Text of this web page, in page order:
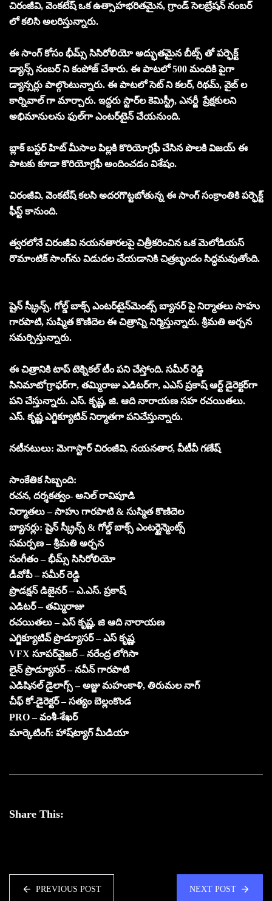
చిరంజీవి, వెంకటేష్ ఒక ఉత్సాహభరితమైన, గ్రాండ్ సెలబ్రేషన్ నంబర్
లో కలిసి అలరిస్తున్నారు.
ఈ సాంగ్ కోసం భీమ్స్ సిసిరోలియో అద్భుతమైన బీట్స్ తో పర్ఫెక్ట్
డ్యాన్స్ నంబర్ ని కంపోజ్ చేశారు. ఈ పాటలో 500 మందికి పైగా
డ్యాన్సర్లు పాల్గొంటున్నారు. ఈ పాటలో సెట్ ని కలర్, రిథమ్, వైబ్ ల
కార్నివాల్ గా మార్చారు. ఇద్దరు స్టార్‌ల కెమిస్ట్రీ, ఎనర్జీ ప్రేక్షకులని
అభిమానులను ఫుల్‌గా ఎంటర్‌టైన్ చేయనుంది.
బ్లాక్ బస్టర్ హిట్ మీసాల పిల్లకి కొరియోగ్రఫీ చేసిన పొలకి విజయ్ ఈ
పాటకు కూడా కొరియోగ్రఫీ అందించడం విశేషం.
చిరంజీవి, వెంకటేష్ కలసి అదరగొట్టబోతున్న ఈ సాంగ్ సంక్రాంతికి పర్ఫెక్ట్
ఫీస్ట్ కానుంది.
త్వరలోనే చిరంజీవి నయనతారలపై చిత్రీకరించిన ఒక మెలోడియస్
రొమాంటిక్ సాంగ్‌ను విడుదల చేయడానికి చిత్రబృందం సిద్ధమవుతోంది.
షైన్ స్క్రీన్స్, గోల్డ్ బాక్స్ ఎంటర్‌టైన్‌మెంట్స్ బ్యానర్ పై నిర్మాతలు సాహు
గారపాటి, సుష్మిత కొణిదెల ఈ చిత్రాన్ని నిర్మిస్తున్నారు. శ్రీమతి అర్చన
సమర్పిస్తున్నారు.
ఈ చిత్రానికి టాప్ టెక్నికల్ టీం పని చేస్తోంది. సమీర్ రెడ్డి
సినిమాటోగ్రాఫర్‌గా, తమ్మిరాజు ఎడిటర్‌గా, ఎఎస్ ప్రకాష్ ఆర్ట్ డైరెక్టర్‌గా
పని చేస్తున్నారు. ఎస్. కృష్ణ, జి. ఆది నారాయణ సహ రచయితలు.
ఎస్. కృష్ణ ఎగ్జిక్యూటివ్ నిర్మాతగా పనిచేస్తున్నారు.
నటీనటులు: మెగాస్టార్ చిరంజీవి, నయనతార, వీటీవీ గణేష్
సాంకేతిక సిబ్బంది:
రచన, దర్శకత్వం- అనిల్ రావిపూడి
నిర్మాతలు – సాహు గారపాటి & సుస్మిత కొణిదెల
బ్యానర్లు: షైన్ స్క్రీన్స్ & గోల్డ్ బాక్స్ ఎంటర్టైన్మెంట్స్
సమర్పణ – శ్రీమతి అర్చన
సంగీతం – భీమ్స్ సిసిరోలియో
డీవోపీ – సమీర్ రెడ్డి
ప్రొడక్షన్ డిజైనర్ – ఎ.ఎస్. ప్రకాష్
ఎడిటర్ – తమ్మిరాజు
రచయితలు – ఎస్ కృష్ణ, జి ఆది నారాయణ
ఎగ్జిక్యూటివ్ ప్రొడ్యూసర్ – ఎస్ కృష్ణ
VFX సూపర్‌వైజర్ – నరేంద్ర లోగిసా
లైన్ ప్రొడ్యూసర్ – నవీన్ గారపాటి
ఎడిషినల్ డైలాగ్స్ – అజ్జు మహంకాళి, తిరుమల నాగ్
చీఫ్ కో-డైరెక్టర్ – సత్యం బెల్లంకొండ
PRO – వంశీ-శేఖర్
మార్కెటింగ్: హాష్‌ట్యాగ్ మీడియా
Share This:
PREVIOUS POST NEXT POST